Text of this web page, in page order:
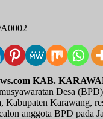
KAB.
Desa
Kabupaten Karawang,
anggota BPD pada